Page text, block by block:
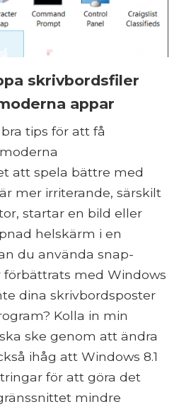
skrivbordsfiler
appar
tips för att få
att spela bättre med
mer irriterande, särskilt
startar en bild eller
helskärm i en
du använda snap-
med Windows
dina skrivbordsposter
Kolla in min
ske genom att ändra
ihåg att Windows 8.1
för att göra det
mindre